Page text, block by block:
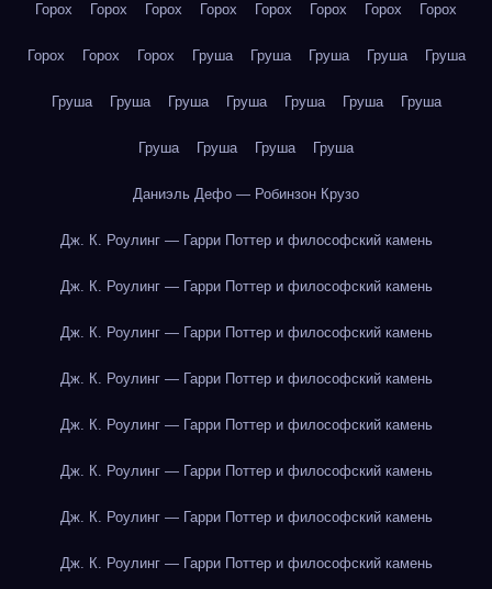
Горох Горох Горох Горох Горох Горох Горох Горох
Горох Горох Горох Груша Груша Груша Груша Груша
Груша Груша Груша Груша Груша Груша Груша
Груша Груша Груша Груша
Даниэль Дефо — Робинзон Крузо
Дж. К. Роулинг — Гарри Поттер и философский камень
Дж. К. Роулинг — Гарри Поттер и философский камень
Дж. К. Роулинг — Гарри Поттер и философский камень
Дж. К. Роулинг — Гарри Поттер и философский камень
Дж. К. Роулинг — Гарри Поттер и философский камень
Дж. К. Роулинг — Гарри Поттер и философский камень
Дж. К. Роулинг — Гарри Поттер и философский камень
Дж. К. Роулинг — Гарри Поттер и философский камень